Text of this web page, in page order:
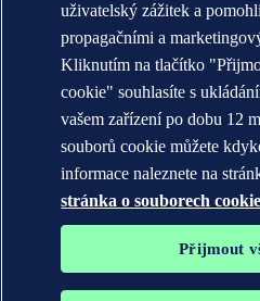
Prohlášení o ochraně
Podmínky použití
Copyright © DNV AS 2026
Informace o cookies
uživatelský zážitek a
propagačními a
Kliknutím na tlačítko
cookie" souhlasíte s
vašem zařízení po dobu 12
souborů cookie můžete
informace naleznete na
stránka o souborech cookie
Přijmout